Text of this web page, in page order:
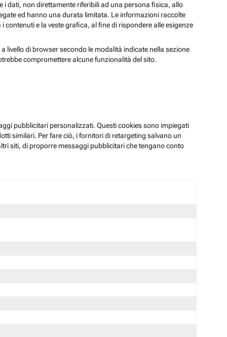
i dati, non direttamente riferibili ad una persona fisica, allo
ed hanno una durata limitata. Le informazioni raccolte
e la veste grafica, al fine di rispondere alle esigenze
livello di browser secondo le modalità indicate nella sezione
compromettere alcune funzionalità del sito.
pubblicitari personalizzati. Questi cookies sono impiegati
similari. Per fare ciò, i fornitori di retargeting salvano un
siti, di proporre messaggi pubblicitari che tengano conto